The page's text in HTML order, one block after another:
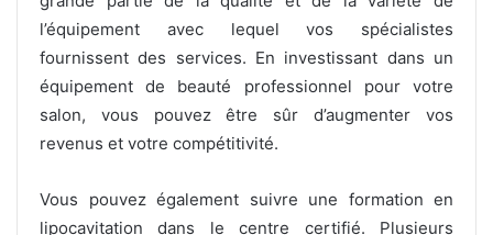
l’équipement avec lequel vos spécialistes
fournissent des services. En investissant dans un
équipement de beauté professionnel pour votre
salon, vous pouvez être sûr d’augmenter vos
revenus et votre compétitivité.
Vous pouvez également suivre une formation en
lipocavitation dans le centre certifié. Plusieurs